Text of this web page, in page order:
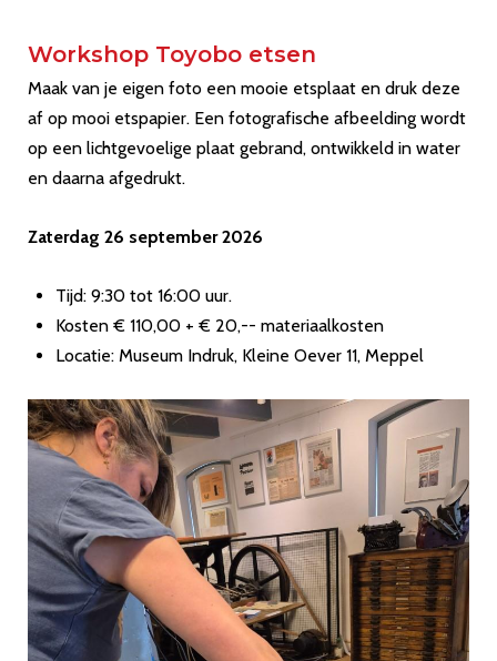
Workshop Toyobo etsen
Maak van je eigen foto een mooie etsplaat en druk deze
af op mooi etspapier. Een fotografische afbeelding wordt
op een lichtgevoelige plaat gebrand, ontwikkeld in water
en daarna afgedrukt.
Zaterdag 26 september 2026
Tijd: 9:30 tot 16:00 uur.
Kosten € 110,00 + € 20,-- materiaalkosten
Locatie: Museum Indruk, Kleine Oever 11, Meppel